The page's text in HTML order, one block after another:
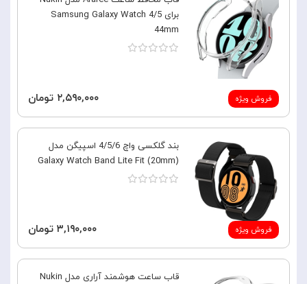
فروش ویژه
برای Samsung Galaxy Watch 4/5
44mm
۲,۵۹۰,۰۰۰ تومان
فروش ویژه
بند گلکسی واچ 4/5/6 اسپیگن مدل
Galaxy Watch Band Lite Fit (20mm)
۳,۱۹۰,۰۰۰ تومان
قاب ساعت هوشمند آراری مدل Nukin